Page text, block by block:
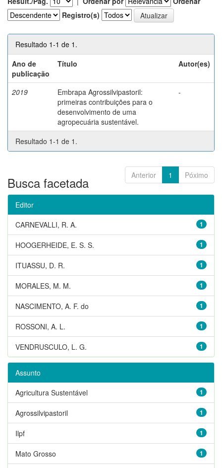
Registro(s)
Resultado 1-1 de 1.
Ano de
publicação
Título Autor(es)
2019
Embrapa Agrossilvipastoril:
primeiras contribuições para o
desenvolvimento de uma
agropecuária sustentável.
-
Resultado 1-1 de 1.
Anterior 1 Póximo
Busca facetada
Editor
1
CARNEVALLI, R. A.
1
HOOGERHEIDE, E. S. S.
1
ITUASSU, D. R.
1
MORALES, M. M.
1
NASCIMENTO, A. F. do
1
ROSSONI, A. L.
1
VENDRUSCULO, L. G.
Assunto
1
Agricultura Sustentável
1
Agrossilvipastoril
1
Ilpf
1
Mato Grosso